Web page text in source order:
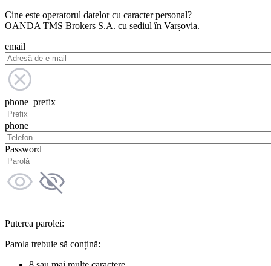
Cine este operatorul datelor cu caracter personal?
OANDA TMS Brokers S.A. cu sediul în Varșovia.
email
phone_prefix
phone
Password
Puterea parolei:
Parola trebuie să conțină: